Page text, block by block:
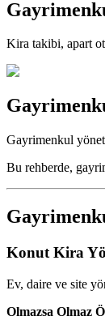
Kira takibi, apart
Gayrimenkul
Bu rehberde,
Konut Kira
Ev, daire ve site
Olmazsa Olmaz